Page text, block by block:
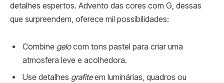
detalhes espertos. Advento das cores com G, dessas
que surpreendem, oferece mil possibilidades:
Combine gelocom tons pastel para criar uma
atmosfera leve e acolhedora.
Use detalhes grafiteem luminárias, quadros ou